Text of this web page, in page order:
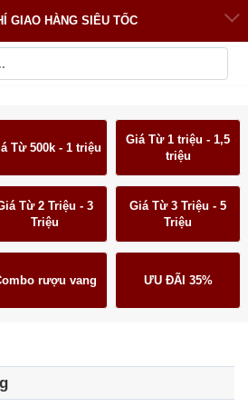
GIAO HÀNG SIÊU TỐC
Từ 500k - 1 triệu
Giá Từ 1 triệu - 1,5
triệu
Từ 2 Triệu - 3
Triệu
Giá Từ 3 Triệu - 5
Triệu
rượu vang ƯU ĐÃI 35%